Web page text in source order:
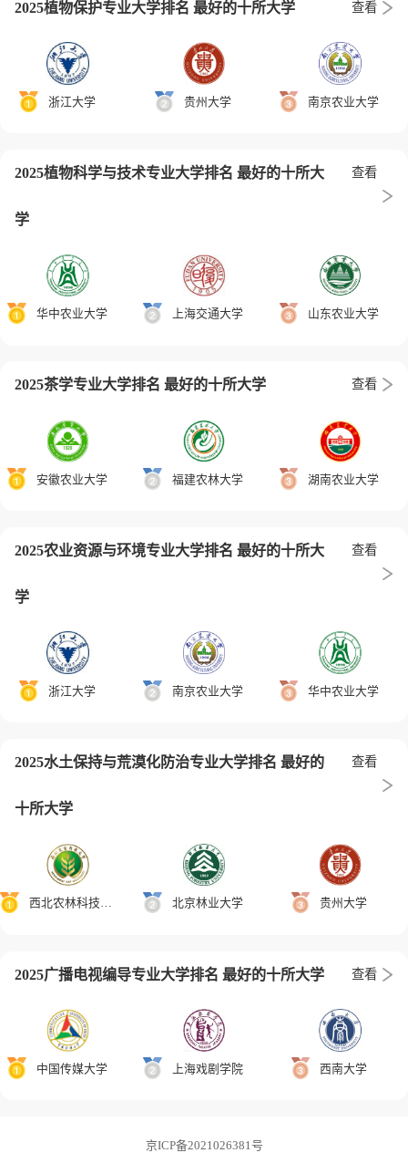
2025植物保护专业大学排名 最好的十所大学 查看
浙江大学 贵州大学 南京农业大学
2025植物科学与技术专业大学排名 最好的十所大
学
查看
华中农业大学 上海交通大学 山东农业大学
2025茶学专业大学排名 最好的十所大学 查看
安徽农业大学 福建农林大学 湖南农业大学
2025农业资源与环境专业大学排名 最好的十所大
学
查看
浙江大学 南京农业大学 华中农业大学
2025水土保持与荒漠化防治专业大学排名 最好的
十所大学
查看
西北农林科技大学 北京林业大学 贵州大学
2025广播电视编导专业大学排名 最好的十所大学 查看
中国传媒大学 上海戏剧学院 西南大学
京ICP备2021026381号